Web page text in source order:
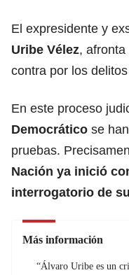
El expresidente y
Uribe Vélez,
contra por los
En este proceso
Democrático se
pruebas.
Nación ya inició
interrogatorio de
Más información
“Álvaro Uribe es un